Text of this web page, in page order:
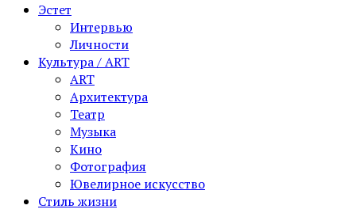
Эстет
Интервью
Личности
Культура / ART
ART
Архитектура
Театр
Музыка
Кино
Фотография
Ювелирное искусство
Стиль жизни